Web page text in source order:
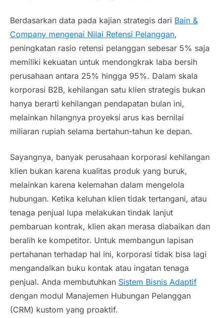
Berdasarkan data pada kajian strategis dari Bain &
Company mengenai Nilai Retensi Pelanggan,
peningkatan rasio retensi pelanggan sebesar 5% saja
memiliki kekuatan untuk mendongkrak laba bersih
perusahaan antara 25% hingga 95%. Dalam skala
korporasi B2B, kehilangan satu klien strategis bukan
hanya berarti kehilangan pendapatan bulan ini,
melainkan hilangnya proyeksi arus kas bernilai
miliaran rupiah selama bertahun-tahun ke depan.
Sayangnya, banyak perusahaan korporasi kehilangan
klien bukan karena kualitas produk yang buruk,
melainkan karena kelemahan dalam mengelola
hubungan. Ketika keluhan klien tidak tertangani, atau
tenaga penjual lupa melakukan tindak lanjut
pembaruan kontrak, klien akan merasa diabaikan dan
beralih ke kompetitor. Untuk membangun lapisan
pertahanan terhadap hal ini, korporasi tidak bisa lagi
mengandalkan buku kontak atau ingatan tenaga
penjual. Anda membutuhkan Sistem Bisnis Adaptif
dengan modul Manajemen Hubungan Pelanggan
(CRM) kustom yang proaktif.